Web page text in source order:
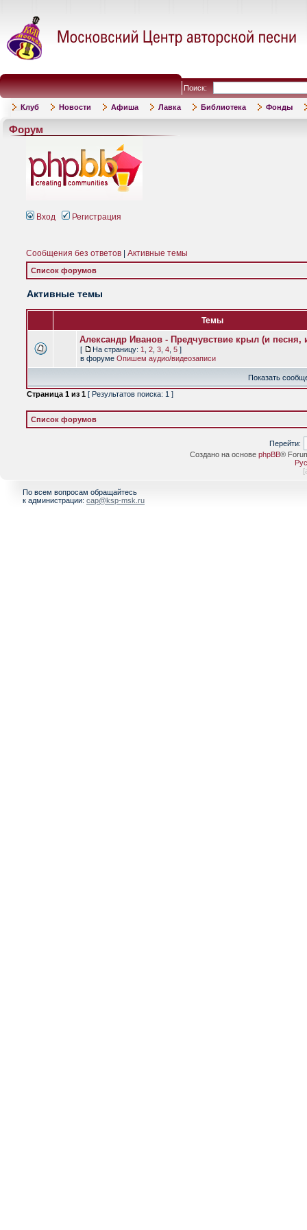
Поиск:
Клуб Новости Афиша Лавка Библиотека Фонды
Форум
Вход Регистрация
Сообщения без ответов Активные темы
Список форумов
Активные темы
Темы
Александр Иванов - Предчувствие крыл (и песня,
[ На страницу: 1 2 3 4 5 ]
в форуме Опишем аудио/видеозаписи
Показать
Страница 1 из 1 [ Результатов поиска: 1 ]
Список форумов
Перейти:
Создано на основе phpBB®
[
По всем вопросам обращайтесь
к администрации: cap@ksp-msk.ru